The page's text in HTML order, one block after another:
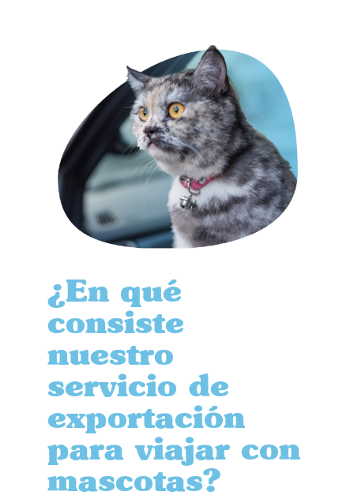
¿En qué
consiste
nuestro
servicio de
exportación
para viajar con
mascotas?